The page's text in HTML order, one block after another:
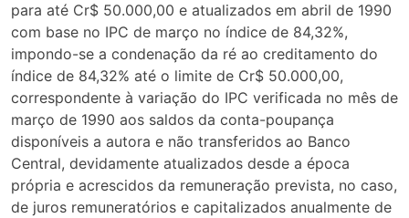
para até Cr$ 50.000,00 e atualizados em abril de 1990
com base no IPC de março no índice de 84,32%,
impondo-se a condenação da ré ao creditamento do
índice de 84,32% até o limite de Cr$ 50.000,00,
correspondente à variação do IPC verificada no mês de
março de 1990 aos saldos da conta-poupança
disponíveis a autora e não transferidos ao Banco
Central, devidamente atualizados desde a época
própria e acrescidos da remuneração prevista, no caso,
de juros remuneratórios e capitalizados anualmente de